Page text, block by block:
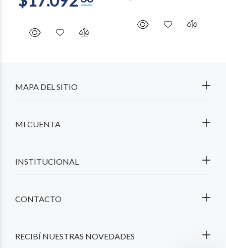
RECIBÍ NUESTRAS NOVEDADES
MAPA DEL SITIO
MI CUENTA
INSTITUCIONAL
CONTACTO